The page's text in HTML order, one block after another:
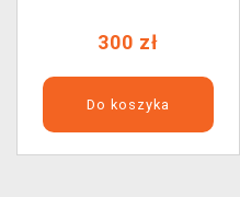
300 zł
Do koszyka